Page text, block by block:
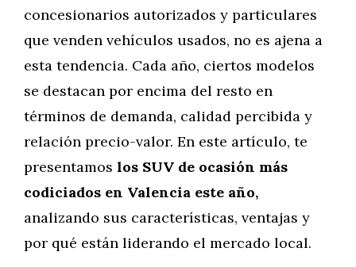
concesionarios autorizados y particulares
que venden vehículos usados, no es ajena a
esta tendencia. Cada año, ciertos modelos
se destacan por encima del resto en
términos de demanda, calidad percibida y
relación precio-valor. En este artículo, te
presentamos los SUV de ocasión más
codiciados en Valencia este año,
analizando sus características, ventajas y
por qué están liderando el mercado local.